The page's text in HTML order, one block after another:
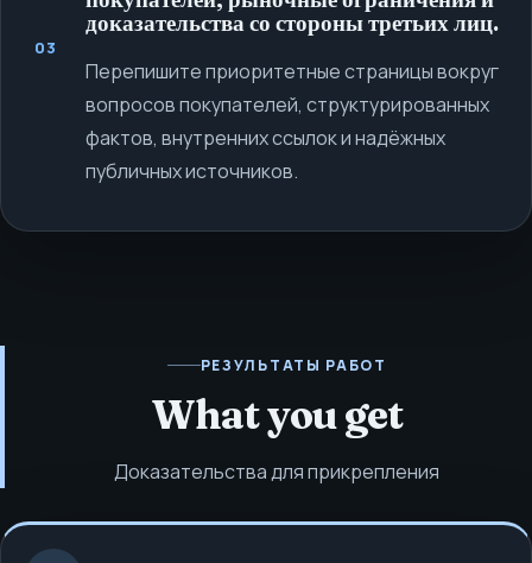
03
доказательства со стороны третьих лиц.
Перепишите приоритетные страницы вокруг
вопросов покупателей, структурированных
фактов, внутренних ссылок и надёжных
публичных источников.
РЕЗУЛЬТАТЫ РАБОТ
What you get
Доказательства для прикрепления